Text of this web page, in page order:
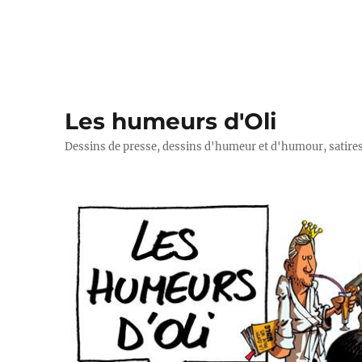
Les humeurs d'Oli
Dessins de presse, dessins d'humeur et d'humour,